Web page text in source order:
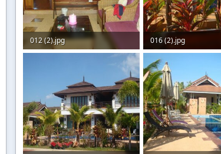
012 (2).jpg
016 (2).jpg
160,2 KB · Aufrufe: 184